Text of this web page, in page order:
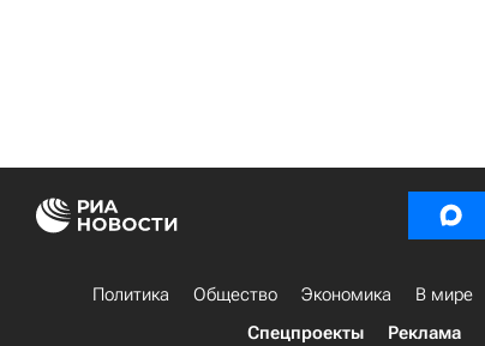
Политика Общество Экономика В мире
Спецпроекты
Реклама